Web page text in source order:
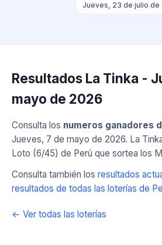
Jueves, 23 de julio de
Resultados La Tinka -
mayo de 2026
Consulta los numeros ganadores
Jueves, 7 de mayo de 2026. La
Loto (6/45) de Perú que sortea los
Consulta también los resultados
resultados de todas las loterías de
← Ver todas las loterías